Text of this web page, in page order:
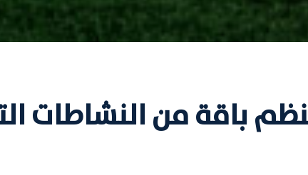
باقة من النشاطات